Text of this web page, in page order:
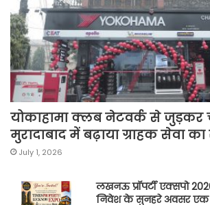
योकाहामा क्लब नेटवर्क से जुड़कर
मुरादाबाद में बढ़ाया ग्राहक सेवा का
July 1, 2026
लखनऊ प्रॉपर्टी एक्सपो
निवेश के सुनहरे अवसर एक